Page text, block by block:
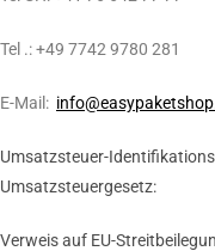
Tel .: +49 7742 9780 281
E-Mail:
Umsatzsteuer-
Umsatzsteuergesetz:
Verweis auf EU-